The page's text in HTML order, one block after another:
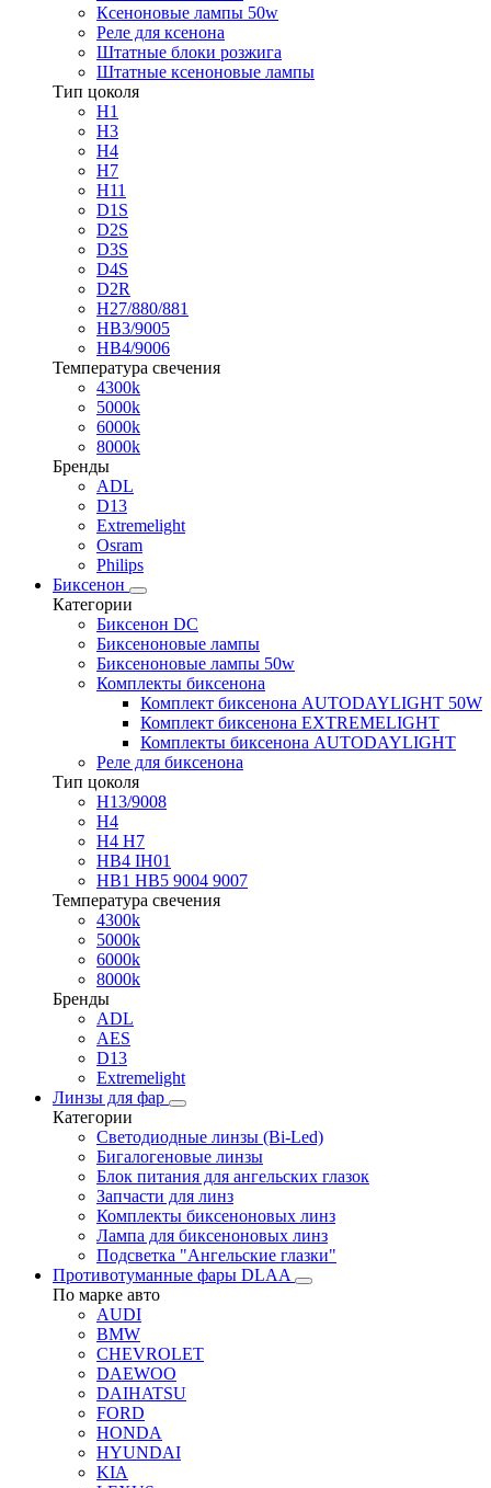
Ксеноновые лампы 50w
Реле для ксенона
Штатные блоки розжига
Штатные ксеноновые лампы
Тип цоколя
H1
H3
H4
H7
H11
D1S
D2S
D3S
D4S
D2R
H27/880/881
HB3/9005
HB4/9006
Температура свечения
4300k
5000k
6000k
8000k
Бренды
ADL
D13
Extremelight
Osram
Philips
Биксенон
Категории
Биксенон DC
Биксеноновые лампы
Биксеноновые лампы 50w
Комплекты биксенона
Комплект биксенона AUTODAYLIGHT 50W
Комплект биксенона EXTREMELIGHT
Комплекты биксенона AUTODAYLIGHT
Реле для биксенона
Тип цоколя
H13/9008
H4
H4 H7
HB4 IH01
HB1 HB5 9004 9007
Температура свечения
4300k
5000k
6000k
8000k
Бренды
ADL
AES
D13
Extremelight
Линзы для фар
Категории
Светодиодные линзы (Bi-Led)
Бигалогеновые линзы
Блок питания для ангельских глазок
Запчасти для линз
Комплекты биксеноновых линз
Лампа для биксеноновых линз
Подсветка "Ангельские глазки"
Противотуманные фары DLAA
По марке авто
AUDI
BMW
CHEVROLET
DAEWOO
DAIHATSU
FORD
HONDA
HYUNDAI
KIA